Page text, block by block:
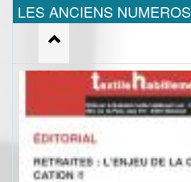
LES ANCIENS NUMEROS